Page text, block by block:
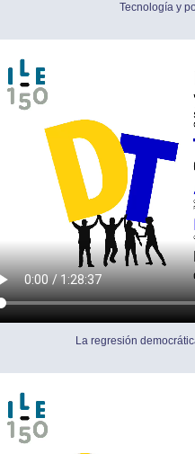
Tecnología y
La regresión